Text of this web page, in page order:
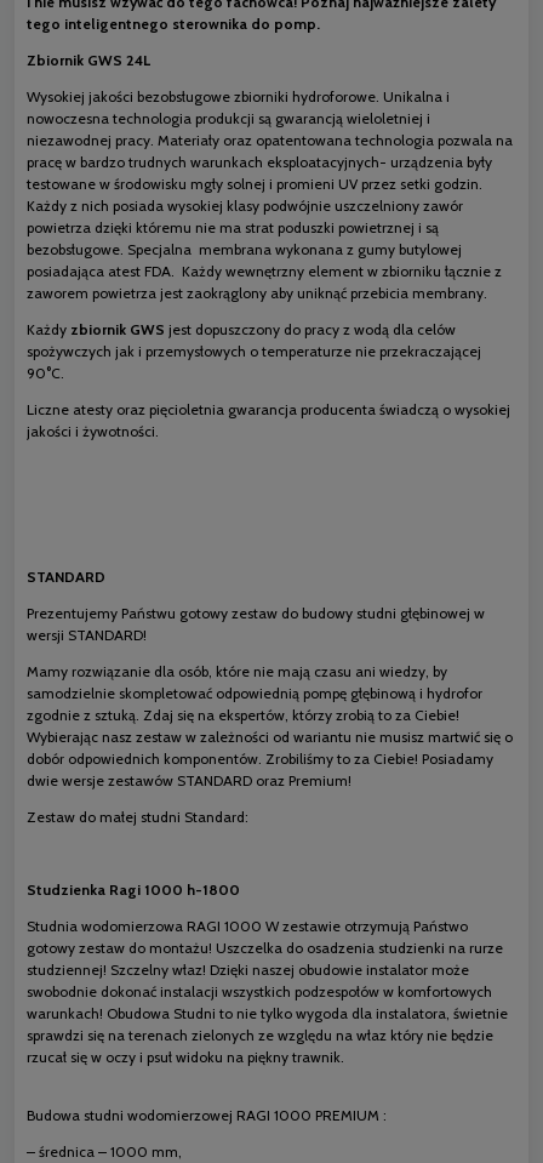
tego inteligentnego sterownika do pomp.
Zbiornik GWS 24L
Wysokiej jakości bezobsługowe zbiorniki hydroforowe. Unikalna i
nowoczesna technologia produkcji są gwarancją wieloletniej i
niezawodnej pracy. Materiały oraz opatentowana technologia pozwala na
pracę w bardzo trudnych warunkach eksploatacyjnych- urządzenia były
testowane w środowisku mgły solnej i promieni UV przez setki godzin.
Każdy z nich posiada wysokiej klasy podwójnie uszczelniony zawór
powietrza dzięki któremu nie ma strat poduszki powietrznej i są
bezobsługowe. Specjalna membrana wykonana z gumy butylowej
posiadająca atest FDA. Każdy wewnętrzny element w zbiorniku łącznie z
zaworem powietrza jest zaokrąglony aby uniknąć przebicia membrany.
Każdy zbiornik GWS jest dopuszczony do pracy z wodą dla celów
spożywczych jak i przemysłowych o temperaturze nie przekraczającej
90°C.
Liczne atesty oraz pięcioletnia gwarancja producenta świadczą o wysokiej
jakości i żywotności.
STANDARD
Prezentujemy Państwu gotowy zestaw do budowy studni głębinowej w
wersji STANDARD!
Mamy rozwiązanie dla osób, które nie mają czasu ani wiedzy, by
samodzielnie skompletować odpowiednią pompę głębinową i hydrofor
zgodnie z sztuką. Zdaj się na ekspertów, którzy zrobią to za Ciebie!
Wybierając nasz zestaw w zależności od wariantu nie musisz martwić się o
dobór odpowiednich komponentów. Zrobiliśmy to za Ciebie! Posiadamy
dwie wersje zestawów STANDARD oraz Premium!
Zestaw do małej studni Standard:
Studzienka Ragi 1000 h-1800
Studnia wodomierzowa RAGI 1000 W zestawie otrzymują Państwo
gotowy zestaw do montażu! Uszczelka do osadzenia studzienki na rurze
studziennej! Szczelny właz! Dzięki naszej obudowie instalator może
swobodnie dokonać instalacji wszystkich podzespołów w komfortowych
warunkach! Obudowa Studni to nie tylko wygoda dla instalatora, świetnie
sprawdzi się na terenach zielonych ze względu na właz który nie będzie
rzucał się w oczy i psuł widoku na piękny trawnik.
Budowa studni wodomierzowej RAGI 1000 PREMIUM :
– średnica – 1000 mm,